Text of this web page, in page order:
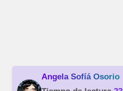
Angela Sofíá Osorio